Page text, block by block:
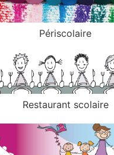
Périscolaire
Restaurant scolaire